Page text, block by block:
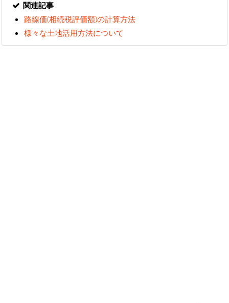
関連記事
路線価(相続税評価額)の計算方法
様々な土地活用方法について